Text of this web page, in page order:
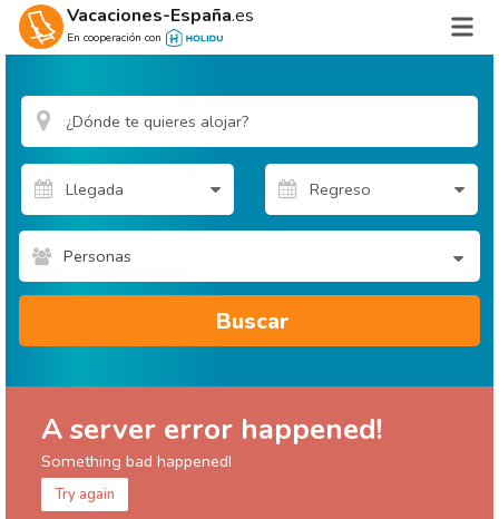
Vacaciones-España.es
En cooperación con
Personas
Buscar
A server error happened!
Something bad happened!
Try again